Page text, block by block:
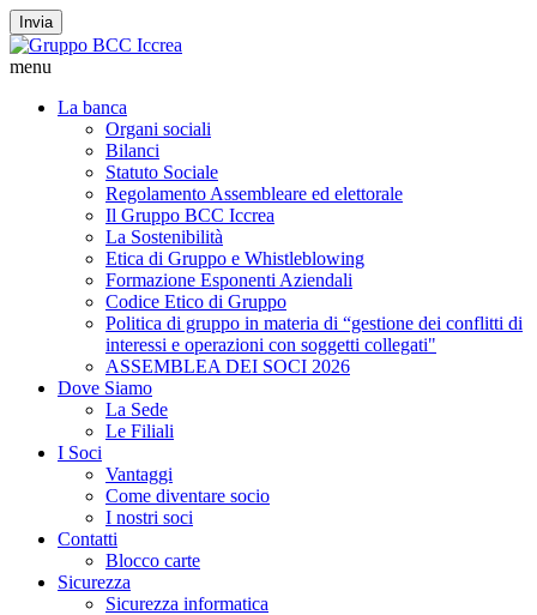
Invia
menu
La banca
Organi sociali
Bilanci
Statuto Sociale
Regolamento Assembleare ed elettorale
Il Gruppo BCC Iccrea
La Sostenibilità
Etica di Gruppo e Whistleblowing
Formazione Esponenti Aziendali
Codice Etico di Gruppo
Politica di gruppo in materia di “gestione dei conflitti di
interessi e operazioni con soggetti collegati"
ASSEMBLEA DEI SOCI 2026
Dove Siamo
La Sede
Le Filiali
I Soci
Vantaggi
Come diventare socio
I nostri soci
Contatti
Blocco carte
Sicurezza
Sicurezza informatica